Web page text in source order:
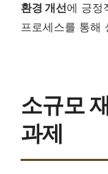
환경 개선에 긍정
프로세스를 통해
소규모
과제